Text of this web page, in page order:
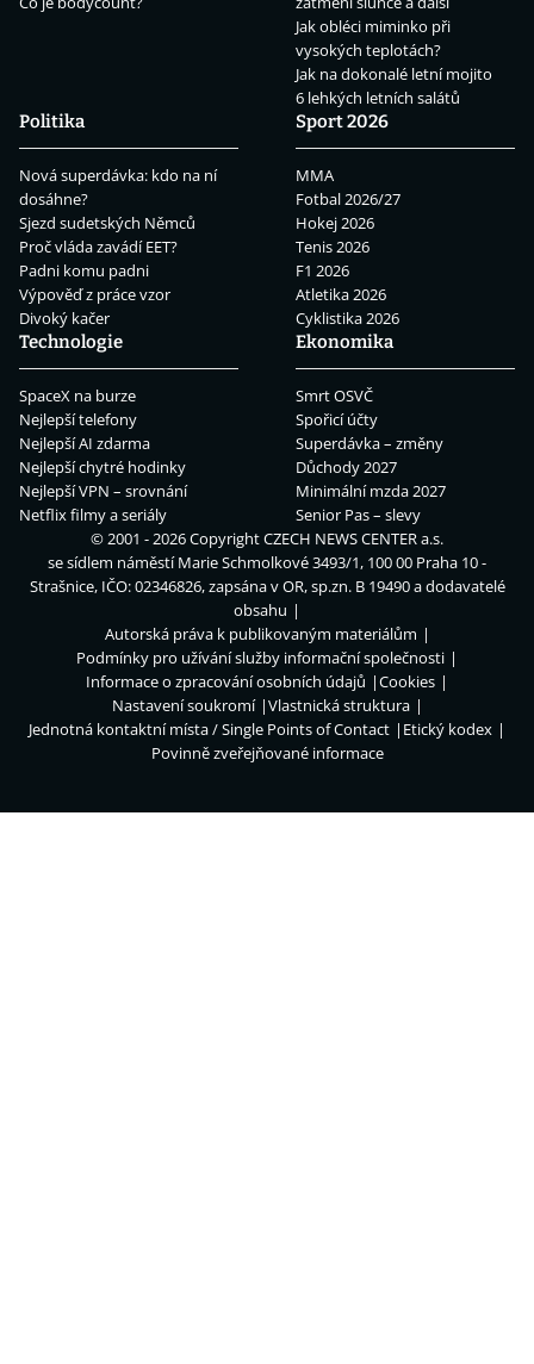
Jak obléci miminko při
vysokých teplotách?
Jak na dokonalé letní mojito
6 lehkých letních salátů
Politika
Nová superdávka: kdo na ní
dosáhne?
Sjezd sudetských Němců
Proč vláda zavádí EET?
Padni komu padni
Výpověď z práce vzor
Divoký kačer
Sport 2026
MMA
Fotbal 2026/27
Hokej 2026
Tenis 2026
F1 2026
Atletika 2026
Cyklistika 2026
Technologie
SpaceX na burze
Nejlepší telefony
Nejlepší AI zdarma
Nejlepší chytré hodinky
Nejlepší VPN – srovnání
Netflix filmy a seriály
Ekonomika
Smrt OSVČ
Spořicí účty
Superdávka – změny
Důchody 2027
Minimální mzda 2027
Senior Pas – slevy
© 2001 - 2026 CopyrightCZECH NEWS CENTER a.s.
se sídlem náměstí Marie Schmolkové 3493/1, 100 00 Praha 10 -
Strašnice, IČO: 02346826, zapsána v OR, sp.zn. B 19490 a dodavatelé
obsahu
Autorská práva k publikovaným materiálům
Podmínky pro užívání služby informační společnosti
Informace o zpracování osobních údajů
Cookies
Nastavení soukromí
Vlastnická struktura
Jednotná kontaktní místa / Single Points of Contact
Etický kodex
Povinně zveřejňované informace